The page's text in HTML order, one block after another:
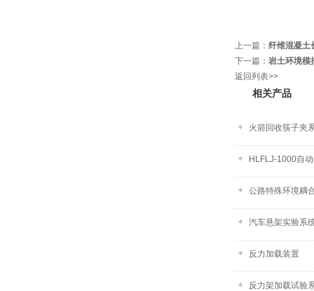
上一篇： 纤维混凝土
下一篇： 岩土环境模
返回列表>>
相关产品
火箭回收筷子夹
HLFLJ-1000自
公路特殊环境耦
汽车悬架实验系
反力加载装置
反力架加载试验